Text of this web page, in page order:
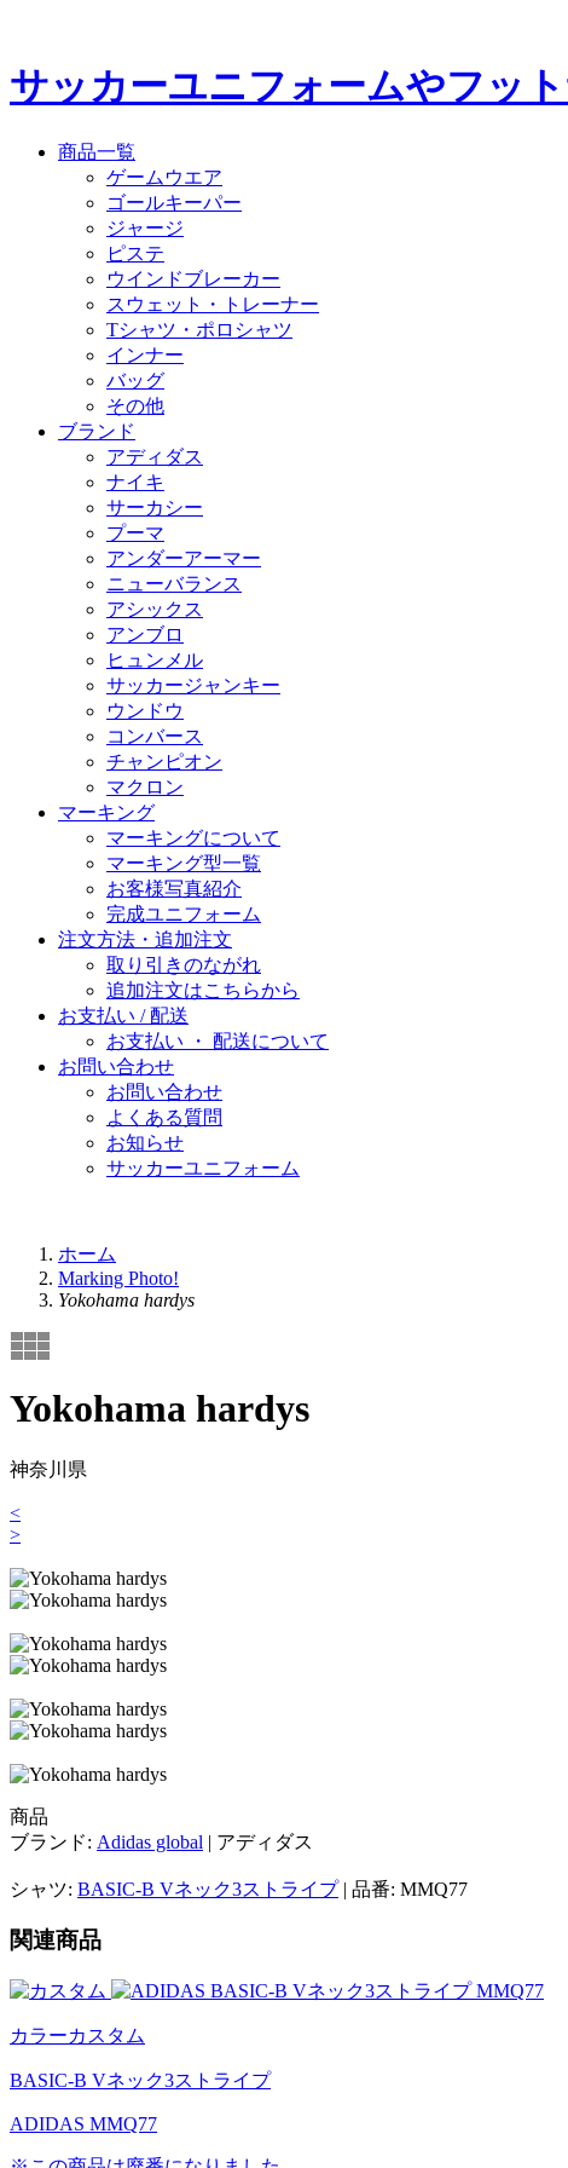
サッカーユニフォームやフッ
商品一覧
ゲームウエア
ゴールキーパー
ジャージ
ピステ
ウインドブレーカー
スウェット・トレーナー
Tシャツ・ポロシャツ
インナー
バッグ
その他
ブランド
アディダス
ナイキ
サーカシー
プーマ
アンダーアーマー
ニューバランス
アシックス
アンブロ
ヒュンメル
サッカージャンキー
ウンドウ
コンバース
チャンピオン
マクロン
マーキング
マーキングについて
マーキング型一覧
お客様写真紹介
完成ユニフォーム
注文方法・追加注文
取り引きのながれ
追加注文はこちらから
お支払い / 配送
お支払い ・ 配送について
お問い合わせ
お問い合わせ
よくある質問
お知らせ
サッカーユニフォーム
ホーム
Marking Photo!
Yokohama hardys
Yokohama hardys
神奈川県
<
>
商品
ブランド: Adidas global | アディダス
シャツ: BASIC-B Vネック3ストライプ| 品番: MMQ77
関連商品
カラーカスタム
BASIC-B Vネック3ストライプ
ADIDAS MMQ77